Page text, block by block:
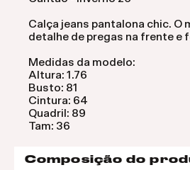
Calça jeans pantalona chic.
detalhe de pregas na frente e
Medidas da modelo:
Altura: 1.76
Busto: 81
Cintura: 64
Quadril: 89
Tam: 36
Composição do